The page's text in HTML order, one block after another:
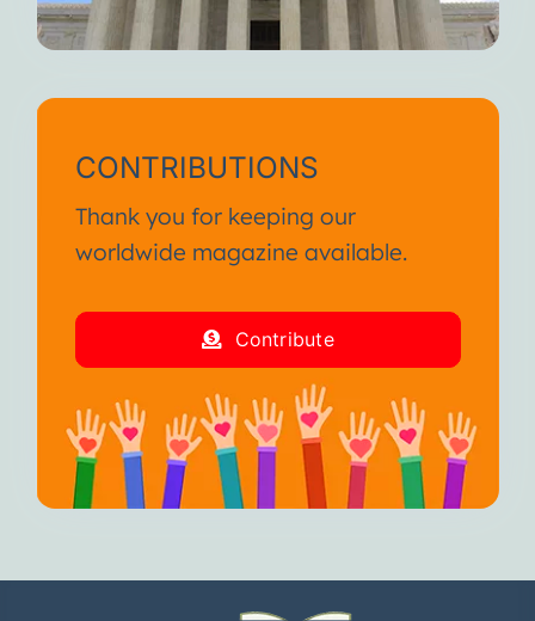
CONTRIBUTIONS
Thank you for keeping our
worldwide magazine available.
Contribute